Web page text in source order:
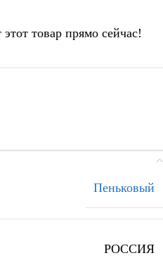
товар прямо сейчас!
Пеньковый
РОССИЯ